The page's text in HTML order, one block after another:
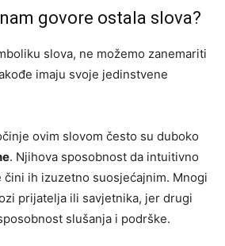
govore ostala slova?
slova, ne možemo zanemariti
imaju svoje jedinstvene
ovim slovom često su duboko
. Njihova sposobnost da intuitivno
ih izuzetno suosjećajnim. Mnogi
prijatelja ili savjetnika, jer drugi
slušanja i podrške.